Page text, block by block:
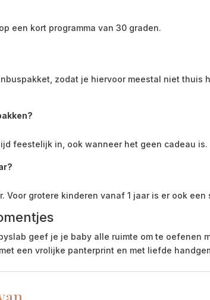
een kort programma van 30 graden.
zodat je hiervoor meestal niet thuis
feestelijk in, ook wanneer het geen cadeau is.
Voor grotere kinderen vanaf 1 jaar is er ook een
geef je je baby alle ruimte om te oefenen
een vrolijke panterprint en met liefde